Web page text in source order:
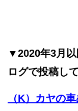
▼2020年3月
ログで投稿し
（K）カヤの